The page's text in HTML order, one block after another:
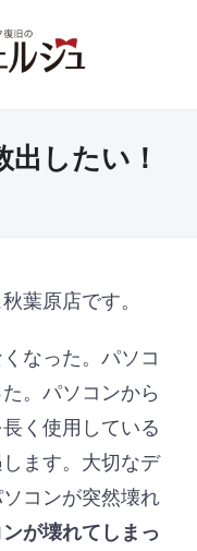
したい！
葉原店です。
なった。パソコ
。パソコンから
く使用している
ます。大切なデ
コンが突然壊れ
が壊れてしまっ